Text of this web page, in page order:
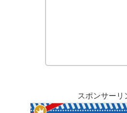
スポンサーリ